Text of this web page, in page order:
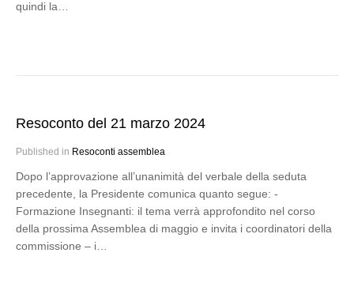
quindi la…
Resoconto del 21 marzo 2024
Published in Resoconti assemblea
Dopo l’approvazione all’unanimità del verbale della seduta
precedente, la Presidente comunica quanto segue: -
Formazione Insegnanti: il tema verrà approfondito nel corso
della prossima Assemblea di maggio e invita i coordinatori della
commissione – i…